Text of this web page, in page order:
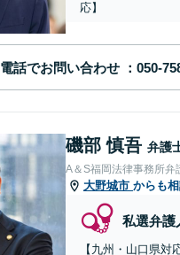
応】
電話でお問い合わせ
磯部 慎吾 弁護
A＆S福岡法律事務所弁
大野城市 からも
私選弁護
【九州・山口県